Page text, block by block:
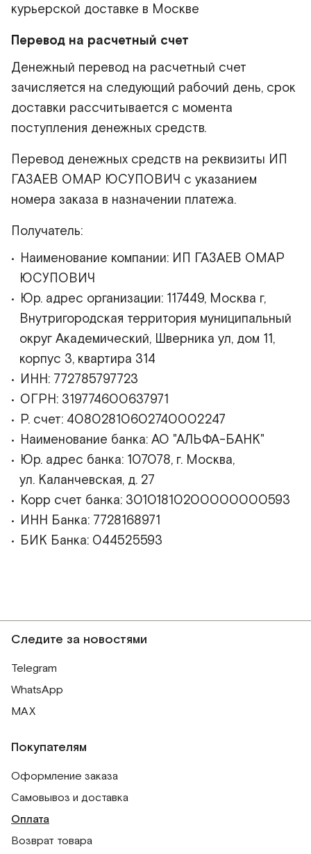
курьерской доставке в Москве
Перевод на расчетный счет
Денежный перевод на расчетный счет
зачисляется на следующий рабочий день, срок
доставки рассчитывается с момента
поступления денежных средств.
Перевод денежных средств на реквизиты ИП
ГАЗАЕВ ОМАР ЮСУПОВИЧ с указанием
номера заказа в назначении платежа.
Получатель:
Наименование компании: ИП ГАЗАЕВ ОМАР
ЮСУПОВИЧ
Юр. адрес организации: 117449, Москва г,
Внутригородская территория муниципальный
округ Академический, Шверника ул, дом 11,
корпус 3, квартира 314
ИНН: 772785797723
ОГРН: 319774600637971
Р. счет: 40802810602740002247
Наименование банка: АО "АЛЬФА-БАНК"
Юр. адрес банка: 107078, г. Москва,
ул. Каланчевская, д. 27
Корр счет банка: 30101810200000000593
ИНН Банка: 7728168971
БИК Банка: 044525593
Следите за новостями
Telegram
WhatsApp
MAX
Покупателям
Оформление заказа
Самовывоз и доставка
Оплата
Возврат товара